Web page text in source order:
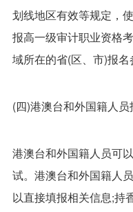
划线地区有效等规定，
报高一级审计职业资格
域所在的省(区、市)报名
(四)港澳台和外国籍人员
港澳台和外国籍人员可
试。港澳台和外国籍人
以直接填报相关信息;持